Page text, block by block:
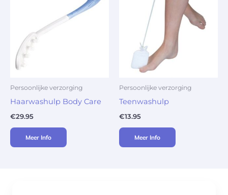
Persoonlijke verzorging
Haarwashulp Body Care
€29.95
Meer Info
Persoonlijke verzorging
Teenwashulp
€13.95
Meer Info